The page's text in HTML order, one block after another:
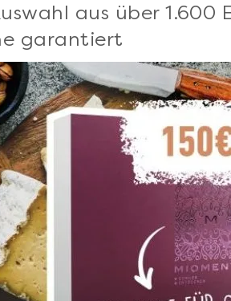
aus über 1.600
garantiert